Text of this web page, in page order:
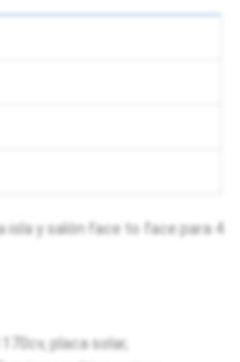
isla y salón face to face para 4
placa solar,